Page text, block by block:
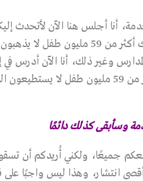
أنا أجلس هنا الآن لأتحدث
وليس باسم كمبوديا عن مستقبل هذا العالم. اليوم هناك
وغير ذلك، أنا الآن أدرس
الجامعات في الولايات المتحدة الأمريكية، ولكن هانك أكثر من 59
وسأبقى كذلك دائمًا
جميعًا، ولكني أُريدكم أن
انتشار، وهذا ليس واجبًا على